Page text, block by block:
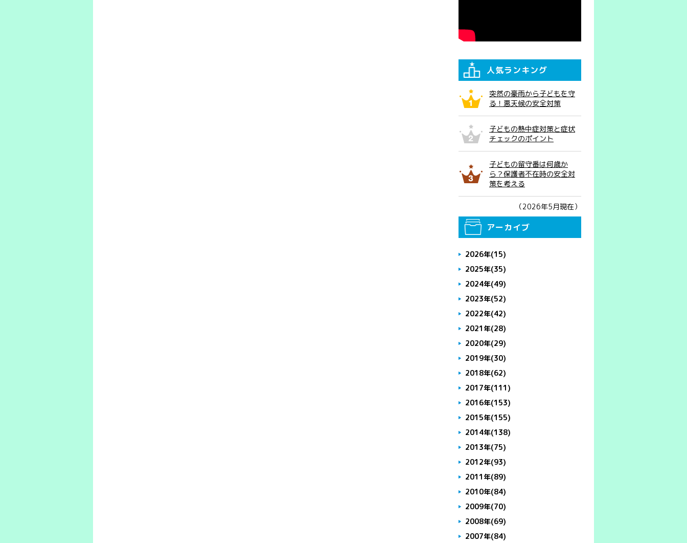
人気ランキング
突然の豪雨から子どもを守
る！悪天候の安全対策
子どもの熱中症対策と症状
チェックのポイント
子どもの留守番は何歳か
ら？保護者不在時の安全対
策を考える
（2026年5月現在）
アーカイブ
2026年(15)
2025年(35)
2024年(49)
2023年(52)
2022年(42)
2021年(28)
2020年(29)
2019年(30)
2018年(62)
2017年(111)
2016年(153)
2015年(155)
2014年(138)
2013年(75)
2012年(93)
2011年(89)
2010年(84)
2009年(70)
2008年(69)
2007年(84)